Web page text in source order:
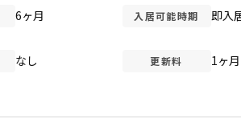
6ヶ月 入居可能時期 即入
なし 更新料 1ヶ月